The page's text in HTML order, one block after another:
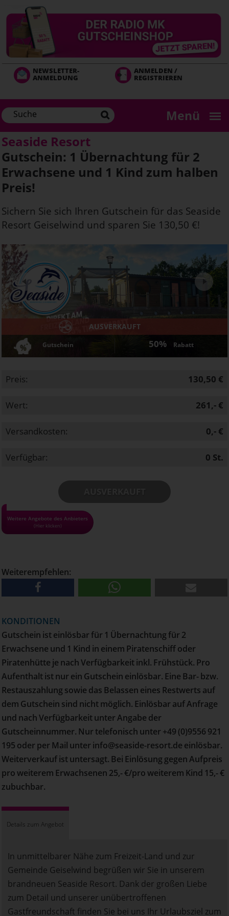
zum
Inhalt
NEWSLETTER-
ANMELDUNG
ANMELDEN /
REGISTRIEREN
Menü
Seaside Resort
Gutschein: 1 Übernachtung für 2
Erwachsene und 1 Kind zum halben
Preis!
Sichern Sie sich Ihren Gutschein für das Seaside
Resort Geiselwind und sparen Sie 130,50 €!
AUSVERKAUFT
Gutschein 50% Rabatt
Next
Preis: 130,50 €
Wert: 261,- €
Versandkosten: 0,- €
Verfügbar: 0 St.
Weitere Angebote des Anbieters
(Hier klicken)
• Alle Gutscheine und Tickets nur solange der Vorrat reicht!
• Pro Haushalt kann maximal 1 Gutschein bestellt werden
Weiterempfehlen:
KONDITIONEN
Gutschein ist einlösbar für 1 Übernachtung für 2
Erwachsene und 1 Kind in einem Piratenschiff oder
Piratenhütte je nach Verfügbarkeit inkl. Frühstück. Pro
Aufenthalt ist nur ein Gutschein einlösbar. Eine Bar- bzw.
Restauszahlung sowie das Belassen eines Restwerts auf
dem Gutschein sind nicht möglich. Einlösbar auf Anfrage
und nach Verfügbarkeit unter Angabe der
Gutscheinnummer. Nur telefonisch unter +49 (0)9556 921
195 oder per Mail unter info@seaside-resort.de einlösbar.
Weiterverkauf ist untersagt. Bei Einlösung gegen Aufpreis
pro weiterem Erwachsenen 25,- €/pro weiterem Kind 15,- €
zubuchbar.
Details zum Angebot
In unmittelbarer Nähe zum Freizeit-Land und zur
Gemeinde Geiselwind begrüßen wir Sie in unserem
brandneuen Seaside Resort. Dank der großen Liebe
zum Detail und unserer unübertroffenen
Gastfreundschaft finden Sie bei uns Ihr Urlaubsziel zum